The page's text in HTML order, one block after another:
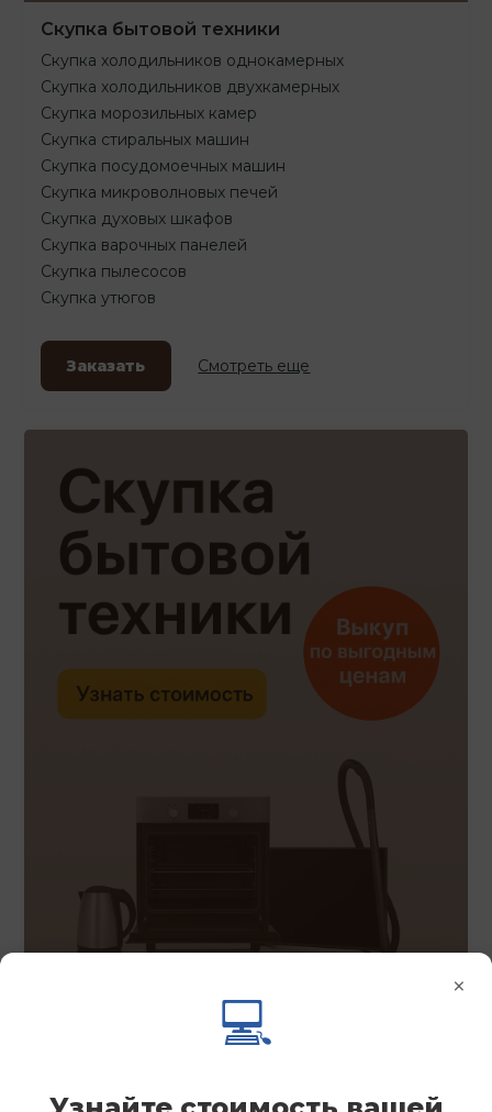
Скупка бытовой техники
Скупка холодильников однокамерных
Скупка холодильников двухкамерных
Скупка морозильных камер
Скупка стиральных машин
Скупка посудомоечных машин
Скупка микроволновых печей
Скупка духовых шкафов
Скупка варочных панелей
Скупка пылесосов
Скупка утюгов
Заказать Смотреть еще
×
💻